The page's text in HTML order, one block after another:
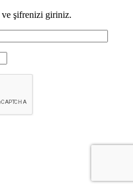
ve şifrenizi giriniz.